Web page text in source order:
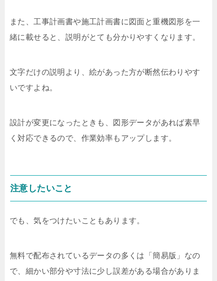
また、工事計画書や施工計画書に図面と重機図形を一
緒に載せると、説明がとても分かりやすくなります。
文字だけの説明より、絵があった方が断然伝わりやす
いですよね。
設計が変更になったときも、図形データがあれば素早
く対応できるので、作業効率もアップします。
注意したいこと
でも、気をつけたいこともあります。
無料で配布されているデータの多くは「簡易版」なの
で、細かい部分や寸法に少し誤差がある場合がありま